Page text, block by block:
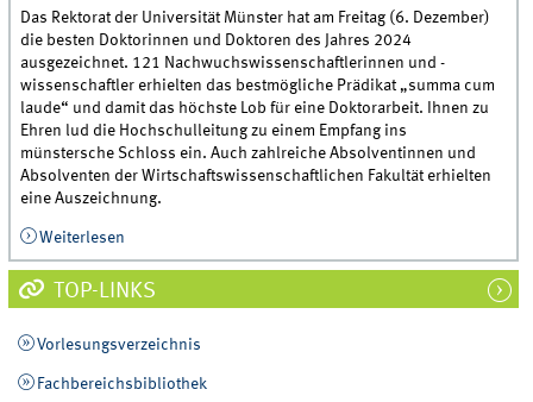
Das Rektorat der Universität Münster hat am Freitag (6. Dezember)
die besten Doktorinnen und Doktoren des Jahres 2024
ausgezeichnet. 121 Nachwuchswissenschaftlerinnen und -
wissenschaftler erhielten das bestmögliche Prädikat „summa cum
laude“ und damit das höchste Lob für eine Doktorarbeit. Ihnen zu
Ehren lud die Hochschulleitung zu einem Empfang ins
münstersche Schloss ein. Auch zahlreiche Absolventinnen und
Absolventen der Wirtschaftswissenschaftlichen Fakultät erhielten
eine Auszeichnung.
Weiterlesen
Absolventen
TOP-LINKS
Vorlesungsverzeichnis
Fachbereichsbibliothek